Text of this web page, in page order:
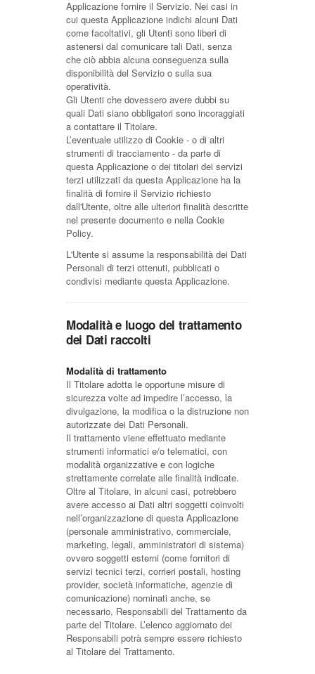
Applicazione fornire il Servizio. Nei casi in
cui questa Applicazione indichi alcuni Dati
come facoltativi, gli Utenti sono liberi di
astenersi dal comunicare tali Dati, senza
che ciò abbia alcuna conseguenza sulla
disponibilità del Servizio o sulla sua
operatività.
Gli Utenti che dovessero avere dubbi su
quali Dati siano obbligatori sono incoraggiati
a contattare il Titolare.
L’eventuale utilizzo di Cookie - o di altri
strumenti di tracciamento - da parte di
questa Applicazione o dei titolari dei servizi
terzi utilizzati da questa Applicazione ha la
finalità di fornire il Servizio richiesto
dall'Utente, oltre alle ulteriori finalità descritte
nel presente documento e nella Cookie
Policy.
L'Utente si assume la responsabilità dei Dati
Personali di terzi ottenuti, pubblicati o
condivisi mediante questa Applicazione.
Modalità e luogo del trattamento
dei Dati raccolti
Modalità di trattamento
Il Titolare adotta le opportune misure di
sicurezza volte ad impedire l’accesso, la
divulgazione, la modifica o la distruzione non
autorizzate dei Dati Personali.
Il trattamento viene effettuato mediante
strumenti informatici e/o telematici, con
modalità organizzative e con logiche
strettamente correlate alle finalità indicate.
Oltre al Titolare, in alcuni casi, potrebbero
avere accesso ai Dati altri soggetti coinvolti
nell’organizzazione di questa Applicazione
(personale amministrativo, commerciale,
marketing, legali, amministratori di sistema)
ovvero soggetti esterni (come fornitori di
servizi tecnici terzi, corrieri postali, hosting
provider, società informatiche, agenzie di
comunicazione) nominati anche, se
necessario, Responsabili del Trattamento da
parte del Titolare. L’elenco aggiornato dei
Responsabili potrà sempre essere richiesto
al Titolare del Trattamento.